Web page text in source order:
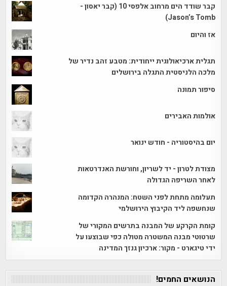
קבר שודד הים מרחוב אלפסי 10 (קבר יאסון -
Jason’s Tomb)
אז והיום
תגלית ארכיאולוגית ייחודית: מטבע זהב נדיר של
מלכה הלניסטית התגלה בירושלים
סיפור תמונה
אולמות האבירים
יום בהיסטוריה - חודש ינואר
מצודת לטרון - יד לשריון, וחורשת האנדרטאות
לאחר השריפה הגדולה
תעלומה מתחת לפני השטח: המנהרה הקדומה
שנחשפה ליד הקיבוץ הירושלמי
קומת הקרקע של המבנה בתרשים המקורי של
שרטוטי מבנה המשטרה מטולה כפי שבוצעו על
ידי טיגארט - מקור: ארכיון גנזך המדינה
הנושאים החמים!